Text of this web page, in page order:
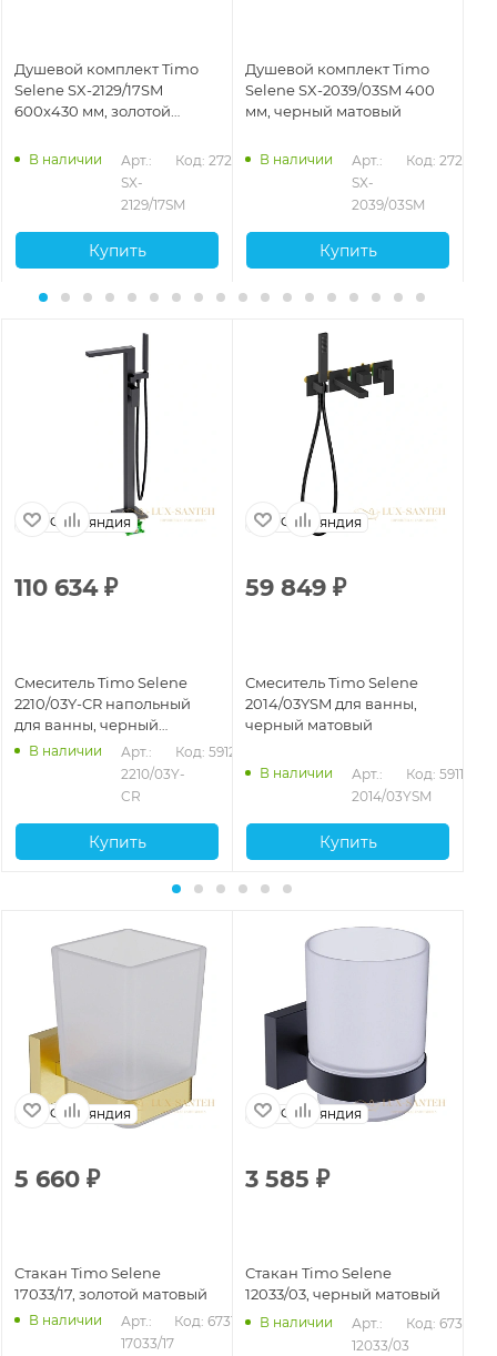
Душевой комплект Timo
Selene SX-2129/17SM
600x430 мм, золотой
В наличии
Арт.:
SX-
2129/17SM
Код: 27218
Купить
Душевой комплект Timo
Selene SX-2039/03SM 400
мм, черный матовый
В наличии
Арт.:
SX-
2039/03SM
Код: 27211
Купить
Финляндия
110 634₽
Смеситель Timo Selene
2210/03Y-CR напольный
для ванны, черный
матовый
В наличии
Арт.:
2210/03Y-
CR
Код: 59121
Купить
Финляндия
59 849 ₽
Смеситель Timo Selene
2014/03YSM для ванны,
черный матовый
В наличии
Арт.:
2014/03YSM
Код: 59114
Купить
Финляндия
5 660 ₽
Стакан Timo Selene
17033/17, золотой матовый
В наличии
Арт.:
17033/17
Код: 67316
Финляндия
3 585 ₽
Стакан Timo Selene
12033/03, черный матовый
В наличии
Арт.:
12033/03
Код: 67314